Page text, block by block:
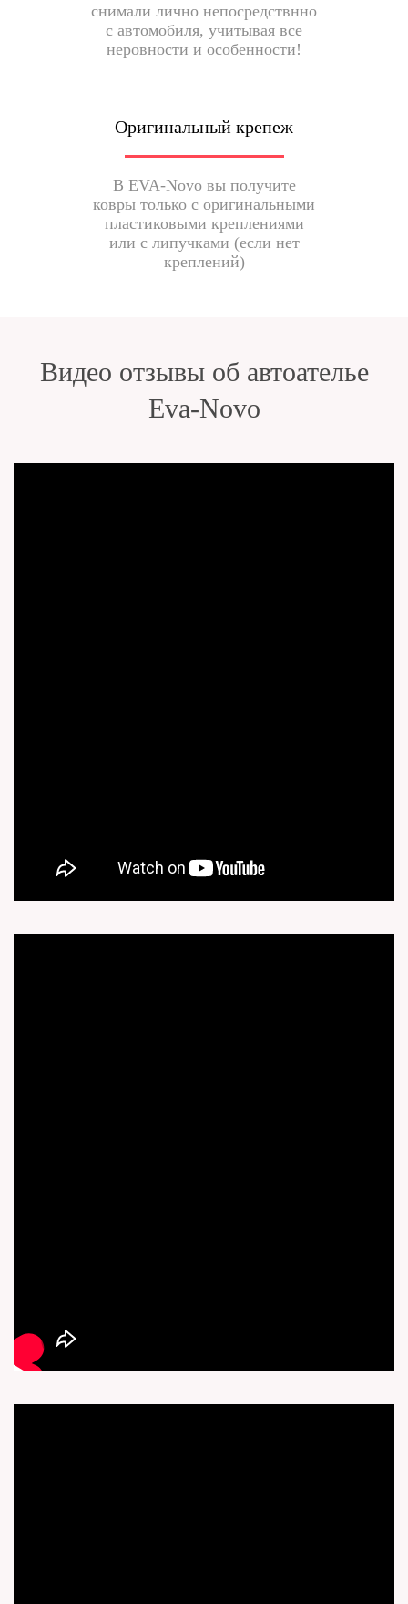
снимали лично непосредствнно
с автомобиля, учитывая все
неровности и особенности!
Оригинальный крепеж
В EVA-Novo вы получите
ковры только с оригинальными
пластиковыми креплениями
или с липучками (если нет
креплений)
Видео отзывы об автоателье
Eva-Novo